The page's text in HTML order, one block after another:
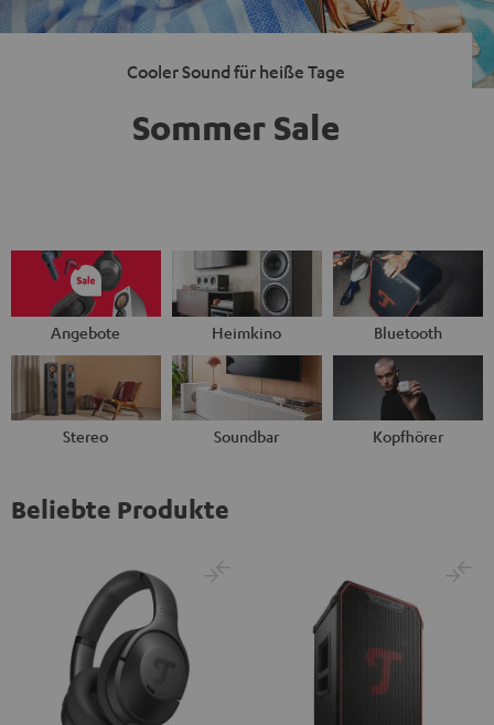
Cooler Sound für heiße Tage
Sommer Sale
Angebote Heimkino Bluetooth
Stereo Soundbar Kopfhörer
Beliebte Produkte